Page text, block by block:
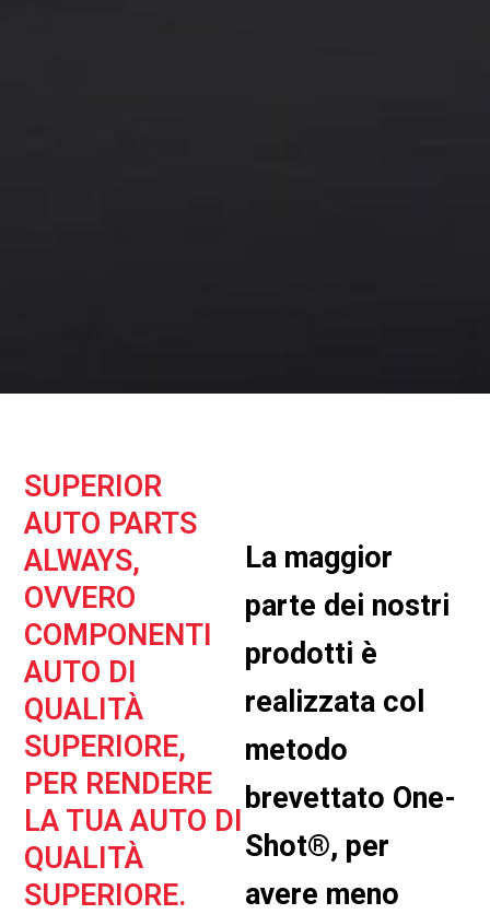
SUPERIOR
AUTO PARTS
ALWAYS,
OVVERO
COMPONENTI
AUTO DI
QUALITÀ
SUPERIORE,
PER RENDERE
LA TUA AUTO DI
QUALITÀ
SUPERIORE.
La maggior
parte dei nostri
prodotti è
realizzata col
metodo
brevettato One-
Shot®, per
avere meno